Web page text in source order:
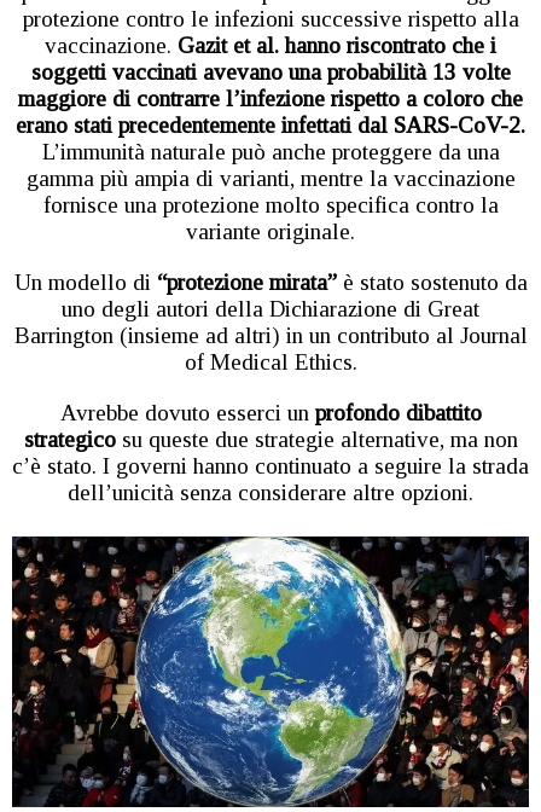
protezione contro le infezioni successive rispetto alla
vaccinazione. Gazit et al. hanno riscontrato che i
soggetti vaccinati avevano una probabilità 13 volte
maggiore di contrarre l’infezione rispetto a coloro che
erano stati precedentemente infettati dal SARS-CoV-2.
L’immunità naturale può anche proteggere da una
gamma più ampia di varianti, mentre la vaccinazione
fornisce una protezione molto specifica contro la
variante originale.
Un modello di “protezione mirata”è stato sostenuto da
uno degli autori della Dichiarazione di Great
Barrington (insieme ad altri) in un contributo al Journal
of Medical Ethics.
Avrebbe dovuto esserci un profondo dibattito
strategico su queste due strategie alternative, ma non
c’è stato. I governi hanno continuato a seguire la strada
dell’unicità senza considerare altre opzioni.